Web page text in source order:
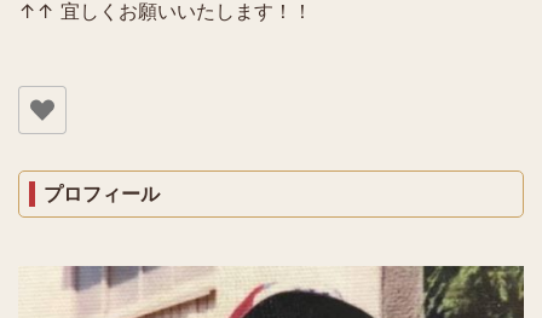
↑↑ 宜しくお願いいたします！！
プロフィール